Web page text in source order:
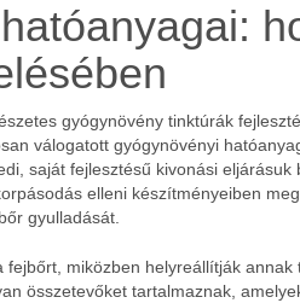
gyógynövény tinktúrák
válogatott gyógynövényi
saját fejlesztésű kivonási eljárásuk
elleni készítményeiben
gyulladását.
miközben helyreállítják annak
összetevőket tartalmaznak,